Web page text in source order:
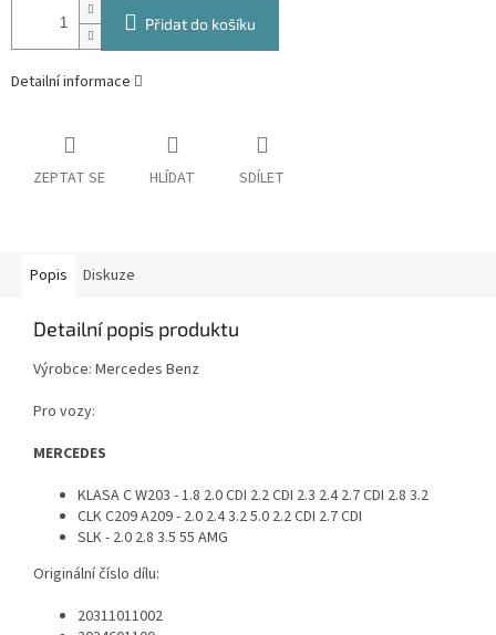
Přidat do košíku
Detailní informace
ZEPTAT SE HLÍDAT SDÍLET
Popis Diskuze
Detailní popis produktu
Výrobce: Mercedes Benz
Pro vozy:
MERCEDES
KLASA C W203 - 1.8 2.0 CDI 2.2 CDI 2.3 2.4 2.7 CDI 2.8 3.2
CLK C209 A209 - 2.0 2.4 3.2 5.0 2.2 CDI 2.7 CDI
SLK - 2.0 2.8 3.5 55 AMG
Originální číslo dílu:
20311011002